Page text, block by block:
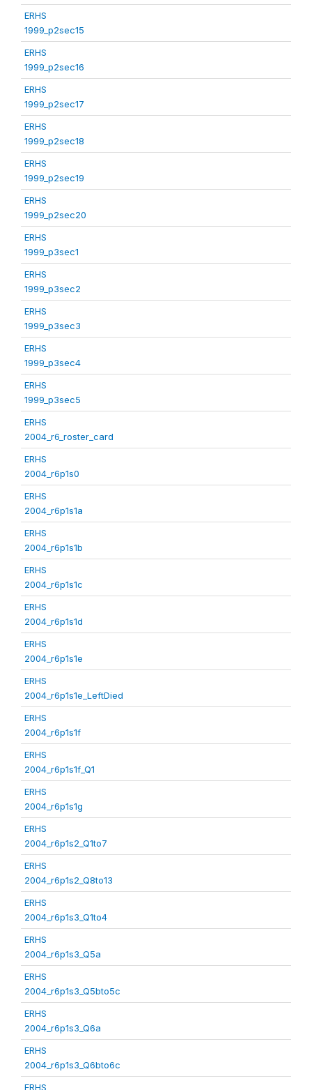
ERHS
1999_p2sec15
ERHS
1999_p2sec16
ERHS
1999_p2sec17
ERHS
1999_p2sec18
ERHS
1999_p2sec19
ERHS
1999_p2sec20
ERHS
1999_p3sec1
ERHS
1999_p3sec2
ERHS
1999_p3sec3
ERHS
1999_p3sec4
ERHS
1999_p3sec5
ERHS
2004_r6_roster_card
ERHS
2004_r6p1s0
ERHS
2004_r6p1s1a
ERHS
2004_r6p1s1b
ERHS
2004_r6p1s1c
ERHS
2004_r6p1s1d
ERHS
2004_r6p1s1e
ERHS
2004_r6p1s1e_LeftDied
ERHS
2004_r6p1s1f
ERHS
2004_r6p1s1f_Q1
ERHS
2004_r6p1s1g
ERHS
2004_r6p1s2_Q1to7
ERHS
2004_r6p1s2_Q8to13
ERHS
2004_r6p1s3_Q1to4
ERHS
2004_r6p1s3_Q5a
ERHS
2004_r6p1s3_Q5bto5c
ERHS
2004_r6p1s3_Q6a
ERHS
2004_r6p1s3_Q6bto6c
ERHS